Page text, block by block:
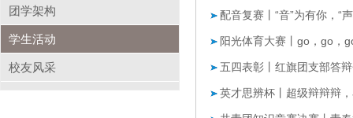
团学架构
学生活动
校友风采
配音复赛丨“音”为有你，“
阳光体育大赛丨go，go，
五四表彰丨红旗团支部答
英才思辨杯丨超级辩辩辩